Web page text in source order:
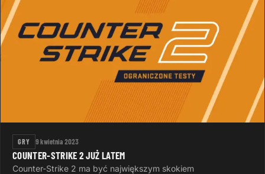
GRY 9 kwietnia 2023
COUNTER-STRIKE 2 JUŻ LATEM
Counter-Strike 2 ma być największym skokiem